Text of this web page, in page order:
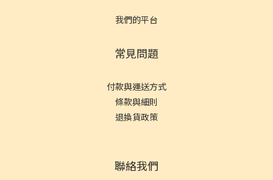
我們的平台
常見問題
付款與運送方式
條款與細則
退換貨政策
聯絡我們